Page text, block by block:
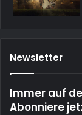
Newsletter
Immer auf
Abonniere